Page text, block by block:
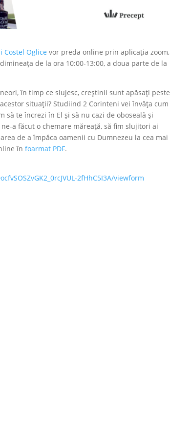
Costel Oglice vor preda online prin aplicația zoom,
de la ora 10:00-13:00, a doua parte de la
în timp ce slujesc, creștinii sunt apăsaţi peste
situații? Studiind 2 Corinteni vei învăța cum
te încrezi în El și să nu cazi de oboseală și
a făcut o chemare măreață, să fim slujitori ai
de a împăca oamenii cu Dumnezeu la cea mai
înfoarmat PDF.
2fHhC5I3A/viewform